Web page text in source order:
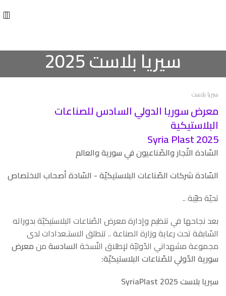
سيريا بلاست 2025
سيريا بلاست
معرض سوريا الدولي السادس للصناعات
البلاستيكية
Syria Plast 2025
السّادة التّجار والصّناعيون في سورية والعالم
السّادة شركات الصّناعات البلاستيكيّة - السّادة أصحاب الاختصاص
تحيّة طيّبة ..
بعد نجاحها في تنظيم وإدارة معرض الصّناعات البلاستيكيّة بدوراته
السّابقة تحت رعاية وزارة الصناعة .. تنطلق الاستـعدادات لدى
مجموعة مشهداني الدّوليّة لإطلاق النّسخةالسادسةمنمعرض
سورية الدّولي للصّناعات البلاستيكيّة:
سيريا بلاستSyriaPlast 2025